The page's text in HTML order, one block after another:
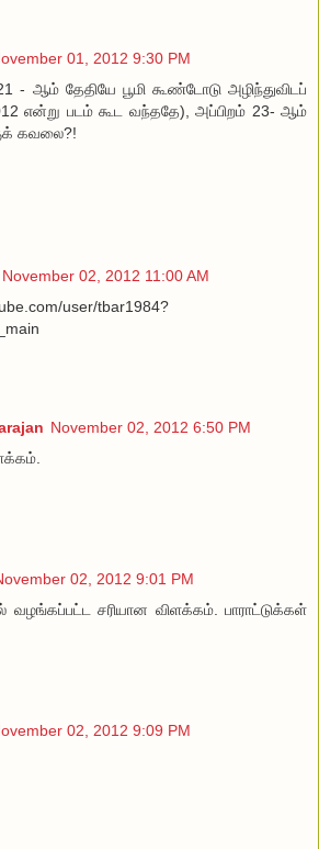
01, 2012 9:30 PM
- ஆம் தேதியே பூமி கூண்டோடு அழிந்துவிடப்
என்று படம் கூட வந்ததே), அப்பிறம் 23- ஆம்
கவலை?!
November 02, 2012 11:00 AM
user/tbar1984?
November 02, 2012 6:50 PM
02, 2012 9:01 PM
வழங்கப்பட்ட சரியான விளக்கம். பாராட்டுக்கள்
02, 2012 9:09 PM